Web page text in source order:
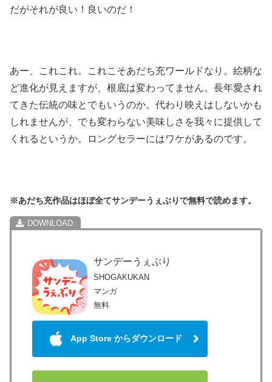
だがそれが良い！良いのだ！
あー、これこれ。これこそあだち充ワールドなり。絵柄な
ど進化が見えますが、根底は変わってません。長年愛され
てきた伝統の味とでもいうのか。代わり映えはしないかも
しれませんが、でも変わらない美味しさを我々に提供して
くれるというか。ロングセラーにはワケがあるのです。
※あだち充作品はほぼ全てサンデーうぇぶりで無料で読めます。
サンデーうぇぶり
SHOGAKUKAN
マンガ
無料
App Store からダウンロード